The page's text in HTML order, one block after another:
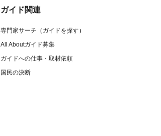
ガイド関連
専門家サーチ（ガイドを探す）
All Aboutガイド募集
ガイドへの仕事・取材依頼
国民の決断